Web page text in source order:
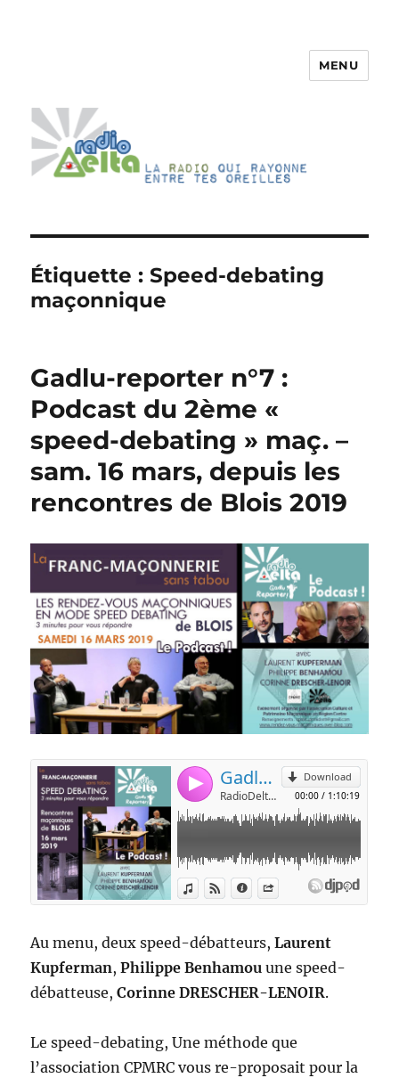
MENU
Étiquette :Speed-debating
maçonnique
Gadlu-reporter n°7 :
Podcast du 2ème «
speed-debating » maç. –
sam. 16 mars, depuis les
rencontres de Blois 2019
Au menu, deux speed-débatteurs,Laurent
Kupferman,Philippe Benhamou une speed-
débatteuse,Corinne DRESCHER-LENOIR.
Le speed-debating, Une méthode que
l’association CPMRC vous re-proposait pour la